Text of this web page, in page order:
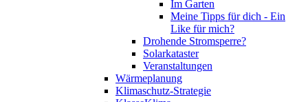
Im Garten
Meine Tipps für dich - Ein
Like für mich?
Drohende Stromsperre?
Solarkataster
Veranstaltungen
Wärmeplanung
Klimaschutz-Strategie